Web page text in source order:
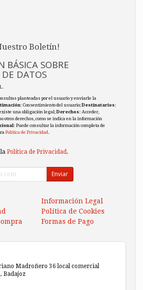
Boletín!
BÁSICA SOBRE
DATOS
planteadas por el usuario y enviarle la
: Consentimiento del usuario;Destinatarios:
una obligación legal;Derechos: Acceder,
otros derechos, como se indica en la información
: Puede consultar la información completa de
Política de Privacidad.
Política de Privacidad .
Enviar
Información Legal
Política de Cookies
Formas de Pago
Madroñero 36 local comercial
, Badajoz